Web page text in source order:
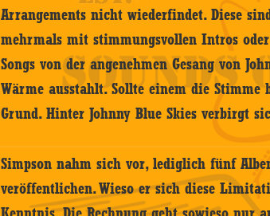
Arrangements nicht wiederfindet. Diese
mehrmals mit stimmungsvollen Intros oder
Songs von der angenehmen Gesang von
Wärme ausstahlt. Sollte einem die Stimme
Grund. Hinter Johnny Blue Skies verbirgt
Simpson nahm sich vor, lediglich fünf
veröffentlichen. Wieso er sich diese